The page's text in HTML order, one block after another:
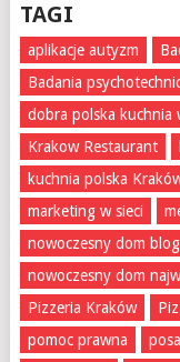
TAGI
aplikacje autyzm
Badania
dobra polska kuchnia
Krakow Restaurant
kuchnia polska
marketing w sieci
nowoczesny dom blog
nowoczesny dom
Pizzeria Kraków
pomoc prawna